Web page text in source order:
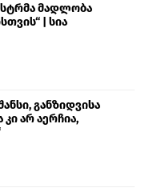
მადლობა
| სია
განზიდვისა
არ აერჩია,